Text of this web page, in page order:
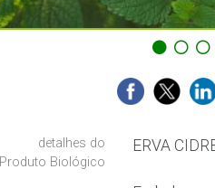
detalhes do
Produto Biológico
ERVA